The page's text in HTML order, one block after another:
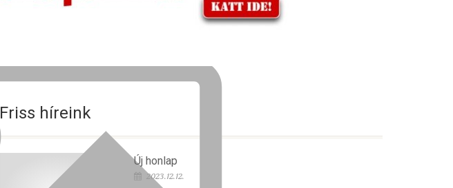
Friss híreink
Új honlap
2023.12.12.